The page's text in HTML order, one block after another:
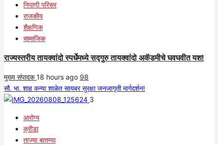
निपाणी परिसर
राजकीय
शैक्षणिक
सामाजिक
राज्यस्तरीय तायक्वांदो स्पर्धेमध्ये सद्गुरु तायक्वांदो अकॅडमीचे घवघवीत यश!
मुख्य संपादक18 hours ago 98
सौ. भा. शाह कन्या शाळेत सायबर सुरक्षा जनजागृती मार्गदर्शन!
3
आरोग्य
क्रीडा
ताज्या बातम्या